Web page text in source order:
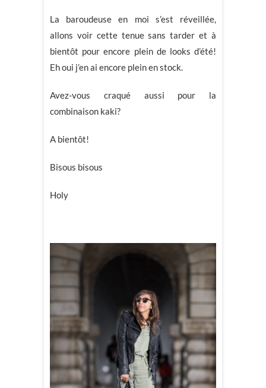
La baroudeuse en moi s’est réveillée,
allons voir cette tenue sans tarder et à
bientôt pour encore plein de looks d’été!
Eh oui j’en ai encore plein en stock.
Avez-vous craqué aussi pour la
combinaison kaki?
A bientôt!
Bisous bisous
Holy